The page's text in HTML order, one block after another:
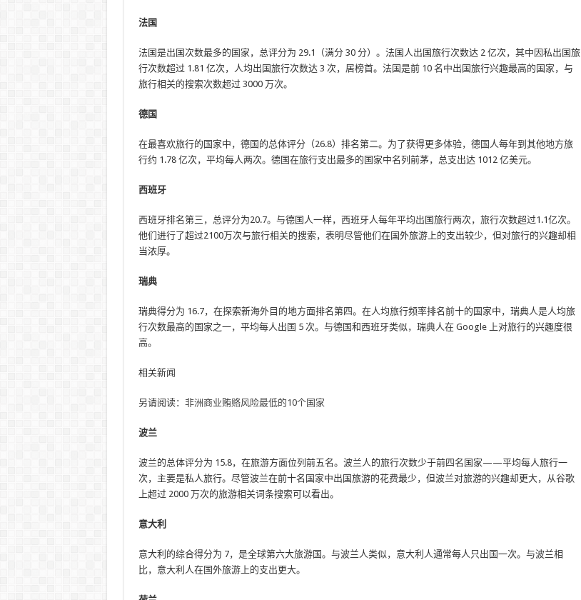
法国
法国是出国次数最多的国家，总评分为 29.1（满分 30 分）。法国人出国旅行次数达 2 亿次，其中因私出国旅
行次数超过 1.81 亿次，人均出国旅行次数达 3 次，居榜首。法国是前 10 名中出国旅行兴趣最高的国家，与
旅行相关的搜索次数超过 3000 万次。
德国
在最喜欢旅行的国家中，德国的总体评分（26.8）排名第二。为了获得更多体验，德国人每年到其他地方旅
行约 1.78 亿次，平均每人两次。德国在旅行支出最多的国家中名列前茅，总支出达 1012 亿美元。
西班牙
西班牙排名第三，总评分为20.7。与德国人一样，西班牙人每年平均出国旅行两次，旅行次数超过1.1亿次。
他们进行了超过2100万次与旅行相关的搜索，表明尽管他们在国外旅游上的支出较少，但对旅行的兴趣却相
当浓厚。
瑞典
瑞典得分为 16.7，在探索新海外目的地方面排名第四。在人均旅行频率排名前十的国家中，瑞典人是人均旅
行次数最高的国家之一，平均每人出国 5 次。与德国和西班牙类似，瑞典人在 Google 上对旅行的兴趣度很
高。
相关新闻
另请阅读： 非洲商业贿赂风险最低的10个国家
波兰
波兰的总体评分为 15.8，在旅游方面位列前五名。波兰人的旅行次数少于前四名国家——平均每人旅行一
次，主要是私人旅行。尽管波兰在前十名国家中出国旅游的花费最少，但波兰对旅游的兴趣却更大，从谷歌
上超过 2000 万次的旅游相关词条搜索可以看出。
意大利
意大利的综合得分为 7，是全球第六大旅游国。与波兰人类似，意大利人通常每人只出国一次。与波兰相
比，意大利人在国外旅游上的支出更大。